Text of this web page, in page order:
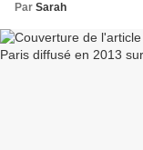
Par Sarah